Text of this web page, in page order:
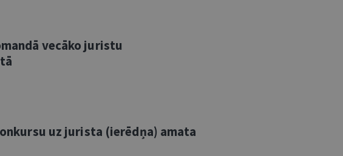
vecāko juristu
uz jurista (ierēdņa) amata